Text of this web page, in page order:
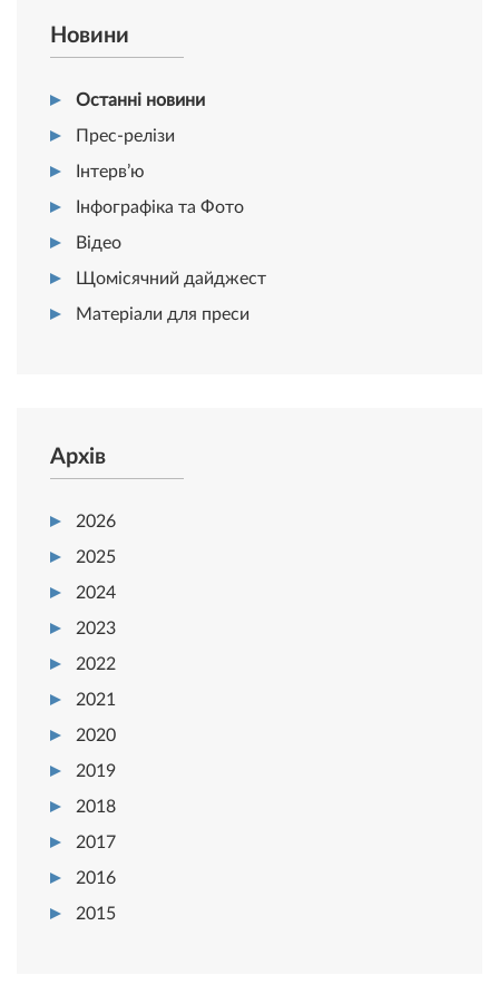
Новини
Останні новини
Прес-релізи
Інтерв’ю
Інфографіка та Фото
Відео
Щомісячний дайджест
Матеріали для преси
Архів
2026
2025
2024
2023
2022
2021
2020
2019
2018
2017
2016
2015